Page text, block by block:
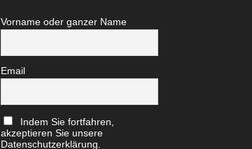
Vorname oder ganzer Name
Email
Indem Sie fortfahren,
akzeptieren Sie unsere
Datenschutzerklärung.